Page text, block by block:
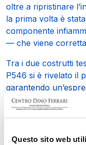
Questo sito web
oltre a ripristinare
la prima volta è
componente
— che viene
Tra i due costrutti
P546 si è rivelato il
garantendo
maggiore
dell’infiammazione